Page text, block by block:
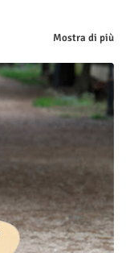
Mostra di più